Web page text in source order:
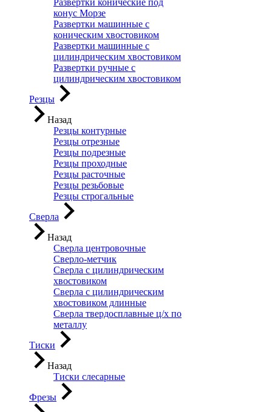
Развертки конические под
конус Морзе
Развертки машинные с
коническим хвостовиком
Развертки машинные с
цилиндрическим хвостовиком
Развертки ручные с
цилиндрическим хвостовиком
Резцы
Назад
Резцы контурные
Резцы отрезные
Резцы подрезные
Резцы проходные
Резцы расточные
Резцы резьбовые
Резцы строгальные
Сверла
Назад
Сверла центровочные
Сверло-метчик
Сверла с цилиндрическим
хвостовиком
Сверла с цилиндрическим
хвостовиком длинные
Сверла твердосплавные ц/х по
металлу
Тиски
Назад
Тиски слесарные
Фрезы